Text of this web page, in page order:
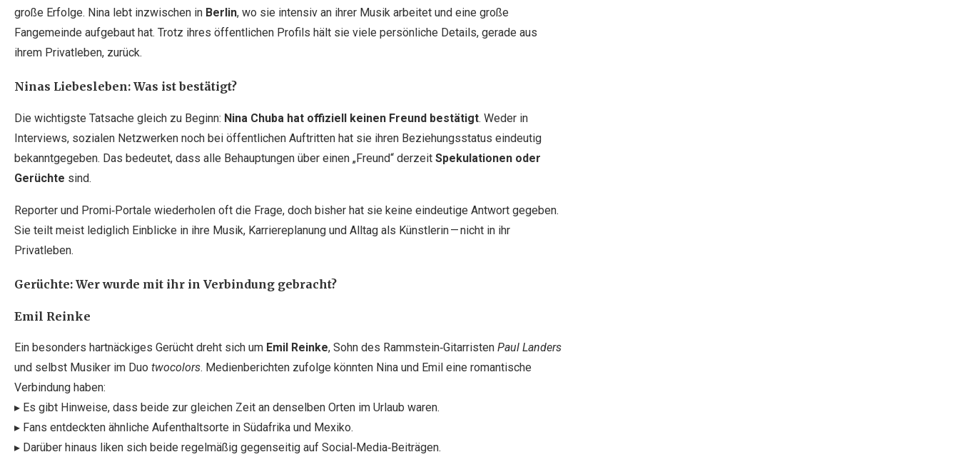
große Erfolge. Nina lebt inzwischen in Berlin, wo sie intensiv an ihrer Musik arbeitet und eine große
Fangemeinde aufgebaut hat. Trotz ihres öffentlichen Profils hält sie viele persönliche Details, gerade aus
ihrem Privatleben, zurück.
Ninas Liebesleben: Was ist bestätigt?
Die wichtigste Tatsache gleich zu Beginn: Nina Chuba hat offiziell keinen Freund bestätigt. Weder in
Interviews, sozialen Netzwerken noch bei öffentlichen Auftritten hat sie ihren Beziehungsstatus eindeutig
bekanntgegeben. Das bedeutet, dass alle Behauptungen über einen „Freund“ derzeit Spekulationen oder
Gerüchte sind.
Reporter und Promi‑Portale wiederholen oft die Frage, doch bisher hat sie keine eindeutige Antwort gegeben.
Sie teilt meist lediglich Einblicke in ihre Musik, Karriereplanung und Alltag als Künstlerin — nicht in ihr
Privatleben.
Gerüchte: Wer wurde mit ihr in Verbindung gebracht?
Emil Reinke
Ein besonders hartnäckiges Gerücht dreht sich um Emil Reinke, Sohn des Rammstein‑Gitarristen Paul Landers
und selbst Musiker im Duo twocolors. Medienberichten zufolge könnten Nina und Emil eine romantische
Verbindung haben:
▸ Es gibt Hinweise, dass beide zur gleichen Zeit an denselben Orten im Urlaub waren.
▸ Fans entdeckten ähnliche Aufenthaltsorte in Südafrika und Mexiko.
▸ Darüber hinaus liken sich beide regelmäßig gegenseitig auf Social‑Media‑Beiträgen.